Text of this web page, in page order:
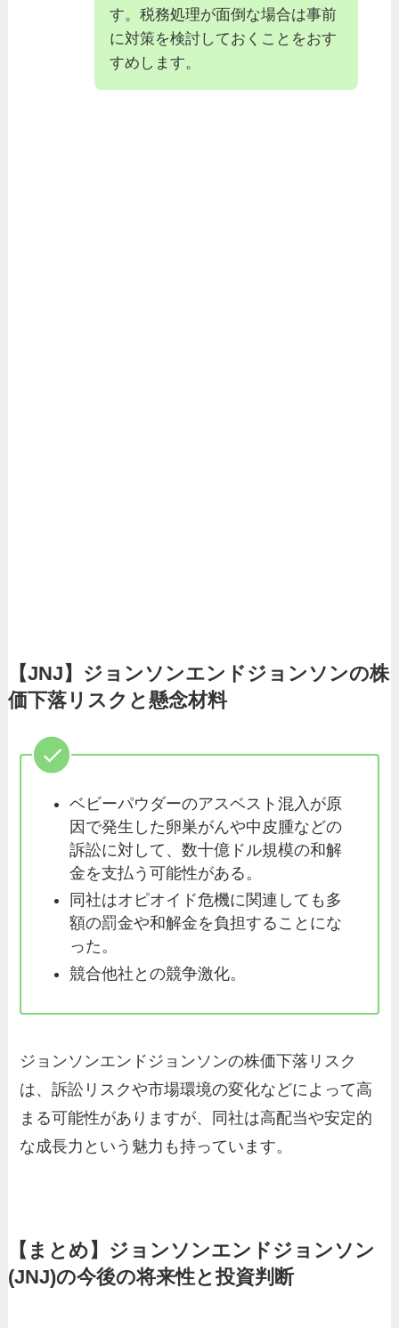
す。税務処理が面倒な場合は事前
に対策を検討しておくことをおす
すめします。
【JNJ】ジョンソンエンドジョンソンの株
価下落リスクと懸念材料
ベビーパウダーのアスベスト混入が原
因で発生した卵巣がんや中皮腫などの
訴訟に対して、数十億ドル規模の和解
金を支払う可能性がある。
同社はオピオイド危機に関連しても多
額の罰金や和解金を負担することにな
った。
競合他社との競争激化。
ジョンソンエンドジョンソンの株価下落リスク
は、訴訟リスクや市場環境の変化などによって高
まる可能性がありますが、同社は高配当や安定的
な成長力という魅力も持っています。
【まとめ】ジョンソンエンドジョンソン
(JNJ)の今後の将来性と投資判断